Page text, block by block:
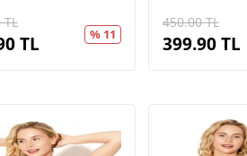
TL
TL % 11
450.00TL
399.90TL